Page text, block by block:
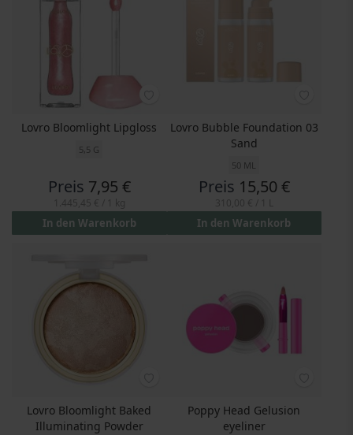
Lovro Bloomlight Lipgloss
5,5 G
Preis 7,95 €
In den Warenkorb
Lovro Bubble Foundation 03
Sand
50 ML
Preis 15,50 €
In den Warenkorb
Lovro Bloomlight Baked
Illuminating Powder
Poppy Head Gelusion
eyeliner